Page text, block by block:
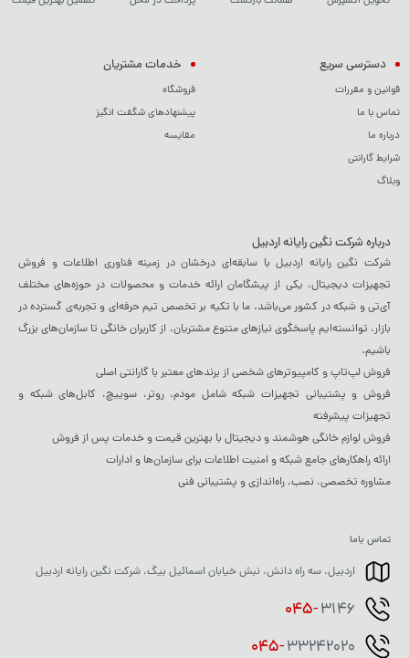
دسترسی سریع
قوانین و مقررات
تماس با ما
درباره ما
شرایط گارانتی
وبلاگ
خدمات مشتریان
فروشگاه
پیشنهادهای شگفت انگیز
مقایسه
درباره شرکت نگین رایانه اردبیل
شرکت نگین رایانه اردبیل با سابقه‌ای درخشان در زمینه فناوری اطلاعات و فروش
تجهیزات دیجیتال، یکی از پیشگامان ارائه خدمات و محصولات در حوزه‌های مختلف
آی‌تی و شبکه در کشور می‌باشد. ما با تکیه بر تخصص تیم حرفه‌ای و تجربه‌ی گسترده در
بازار، توانسته‌ایم پاسخگوی نیازهای متنوع مشتریان، از کاربران خانگی تا سازمان‌های بزرگ
باشیم.
فروش لپ‌تاپ و کامپیوترهای شخصی از برندهای معتبر با گارانتی اصلی
فروش و پشتیبانی تجهیزات شبکه شامل مودم، روتر، سوییچ، کابل‌های شبکه و
تجهیزات پیشرفته
فروش لوازم خانگی هوشمند و دیجیتال با بهترین قیمت و خدمات پس از فروش
ارائه راهکارهای جامع شبکه و امنیت اطلاعات برای سازمان‌ها و ادارات
مشاوره تخصصی، نصب، راه‌اندازی و پشتیبانی فنی
تماس باما
اردبیل، سه راه دانش، نبش خیابان اسمائیل بیگ، شرکت نگین رایانه اردبیل
045-3146
045-33242020